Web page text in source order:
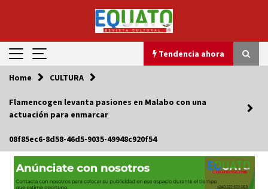
Tendencia ahora
Tendencia ahora
¿Driller o parlamentario?, ¿Rimas vulgares o
5 de agosto de 2024
Se confirma que el actor Bruce Willis ya no
puede hablar
Home CULTURA
Flamencogen levanta pasiones en Malabo con una
actuación para enmarcar
08f85ec6-8d58-46d5-9035-49948c920f54